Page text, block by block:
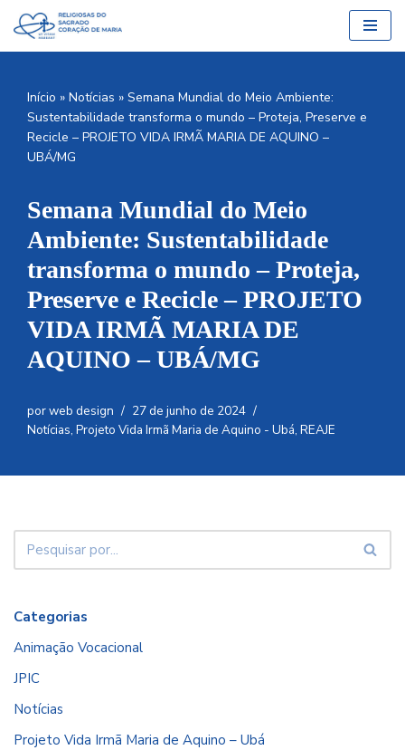
Pular
conteúdo
Início » Notícias » Semana Mundial do Meio Ambiente:
Sustentabilidade transforma o mundo – Proteja, Preserve e
Recicle – PROJETO VIDA IRMÃ MARIA DE AQUINO –
UBÁ/MG
Semana Mundial do Meio
Ambiente: Sustentabilidade
transforma o mundo – Proteja,
Preserve e Recicle – PROJETO
VIDA IRMÃ MARIA DE
AQUINO – UBÁ/MG
porweb design
27 de junho de 2024
Notícias, Projeto Vida Irmã Maria de Aquino - Ubá, REAJE
Categorias
Animação Vocacional
JPIC
Notícias
Projeto Vida Irmã Maria de Aquino – Ubá